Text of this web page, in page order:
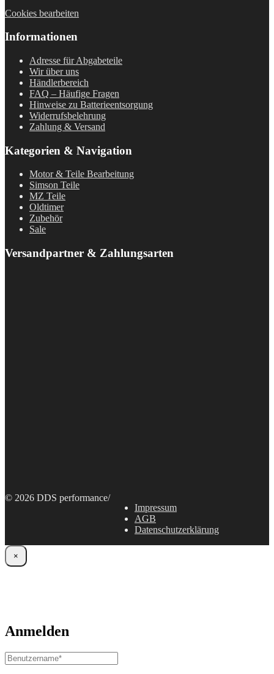
Cookies bearbeiten
Informationen
Adresse für Abgabeteile
Wir über uns
Händlerbereich
FAQ – Häufige Fragen
Hinweise zu Batterieentsorgung
Widerrufsbelehrung
Zahlung & Versand
Kategorien & Navigation
Motor & Teile Bearbeitung
Simson Teile
MZ Teile
Oldtimer
Zubehör
Sale
Versandpartner & Zahlungsarten
© 2026 DDS performance/
Impressum
AGB
Datenschutzerklärung
×
Anmelden
Benutzername
oder